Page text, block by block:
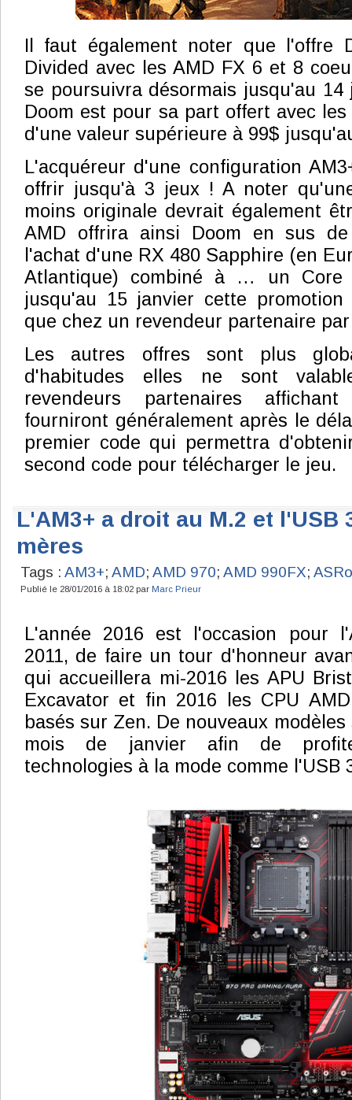
Il faut également noter que l'offre
Divided avec les AMD FX 6 et 8
se poursuivra désormais jusqu'au 14
Doom est pour sa part offert avec
d'une valeur supérieure à 99$
L'acquéreur d'une configuration
offrir jusqu'à 3 jeux ! A noter
moins originale devrait également
AMD offrira ainsi Doom en sus
l'achat d'une RX 480 Sapphire (en
Atlantique) combiné à … un Core
jusqu'au 15 janvier cette
que chez un revendeur partenaire
Les autres offres sont plus
d'habitudes elles ne sont
revendeurs partenaires
fourniront généralement après le
premier code qui permettra
second code pour télécharger le jeu.
L'AM3+ a droit au M.2 et l'USB
mères
Tags : AM3+; AMD; AMD 970; AMD 990FX;
Publié le 28/01/2016 à 18:02 par Marc Prieur
L'année 2016 est l'occasion pour
2011, de faire un tour d'honneur
qui accueillera mi-2016 les APU
Excavator et fin 2016 les CPU
basés sur Zen. De nouveaux
mois de janvier afin de
technologies à la mode comme l'USB